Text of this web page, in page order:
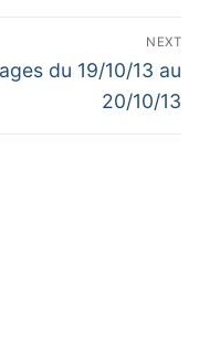
NEXT
du 19/10/13 au
20/10/13